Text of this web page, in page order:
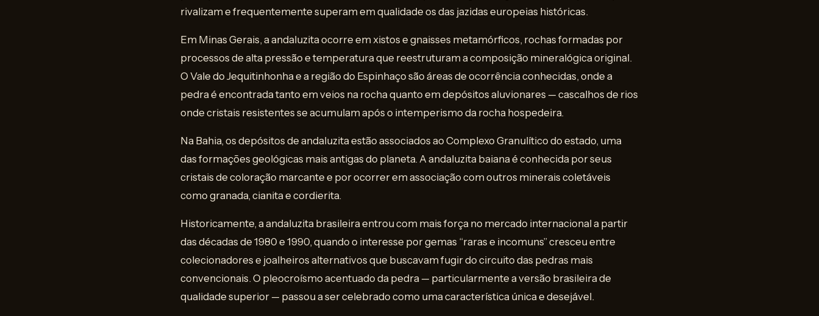
rivalizam e frequentemente superam em qualidade os das jazidas europeias históricas.
Em Minas Gerais, a andaluzita ocorre em xistos e gnaisses metamórficos, rochas formadas por
processos de alta pressão e temperatura que reestruturam a composição mineralógica original.
O Vale do Jequitinhonha e a região do Espinhaço são áreas de ocorrência conhecidas, onde a
pedra é encontrada tanto em veios na rocha quanto em depósitos aluvionares — cascalhos de rios
onde cristais resistentes se acumulam após o intemperismo da rocha hospedeira.
Na Bahia, os depósitos de andaluzita estão associados ao Complexo Granulítico do estado, uma
das formações geológicas mais antigas do planeta. A andaluzita baiana é conhecida por seus
cristais de coloração marcante e por ocorrer em associação com outros minerais coletáveis
como granada, cianita e cordierita.
Historicamente, a andaluzita brasileira entrou com mais força no mercado internacional a partir
das décadas de 1980 e 1990, quando o interesse por gemas “raras e incomuns” cresceu entre
colecionadores e joalheiros alternativos que buscavam fugir do circuito das pedras mais
convencionais. O pleocroísmo acentuado da pedra — particularmente a versão brasileira de
qualidade superior — passou a ser celebrado como uma característica única e desejável.